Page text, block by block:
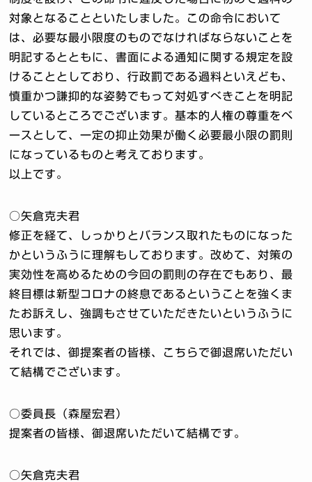
対象となることといたしました。この命令において
は、必要な最小限度のものでなければならないことを
明記するとともに、書面による通知に関する規定を設
けることとしており、行政罰である過料といえども、
慎重かつ謙抑的な姿勢でもって対処すべきことを明記
しているところでございます。基本的人権の尊重をベ
ースとして、一定の抑止効果が働く必要最小限の罰則
になっているものと考えております。
以上です。
○矢倉克夫君
修正を経て、しっかりとバランス取れたものになった
かというふうに理解もしております。改めて、対策の
実効性を高めるための今回の罰則の存在でもあり、最
終目標は新型コロナの終息であるということを強くま
たお訴えし、強調もさせていただきたいというふうに
思います。
それでは、御提案者の皆様、こちらで御退席いただい
て結構でございます。
○委員長（森屋宏君）
提案者の皆様、御退席いただいて結構です。
○矢倉克夫君